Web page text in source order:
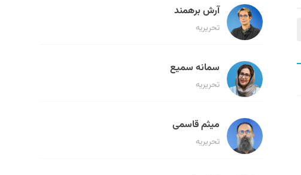
آرش برهمند
تحریریه
سمانه سمیع
تحریریه
میثم قاسمی
تحریریه